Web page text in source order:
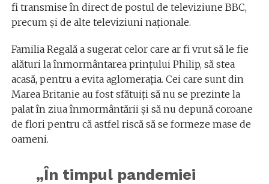
fi transmise în direct de postul de televiziune BBC,
precum și de alte televiziuni naționale.
Familia Regală a sugerat celor care ar fi vrut să le fie
alături la înmormântarea prințului Philip, să stea
acasă, pentru a evita aglomerația. Cei care sunt din
Marea Britanie au fost sfătuiți să nu se prezinte la
palat în ziua înmormântării și să nu depună coroane
de flori pentru că astfel riscă să se formeze mase de
oameni.
„În timpul pandemiei